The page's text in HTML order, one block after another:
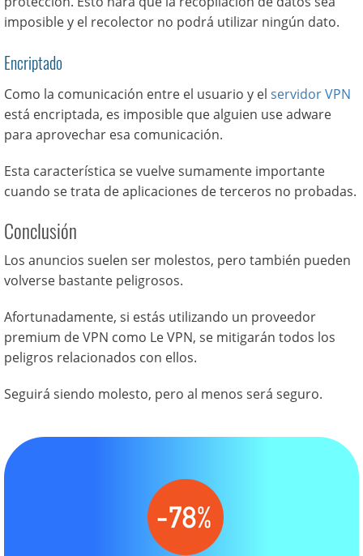
imposible y el recolector no podrá utilizar ningún dato.
Encriptado
Como la comunicación entre el usuario y el servidor VPN
está encriptada, es imposible que alguien use adware
para aprovechar esa comunicación.
Esta característica se vuelve sumamente importante
cuando se trata de aplicaciones de terceros no probadas.
Conclusión
Los anuncios suelen ser molestos, pero también pueden
volverse bastante peligrosos.
Afortunadamente, si estás utilizando un proveedor
premium de VPN como Le VPN, se mitigarán todos los
peligros relacionados con ellos.
Seguirá siendo molesto, pero al menos será seguro.